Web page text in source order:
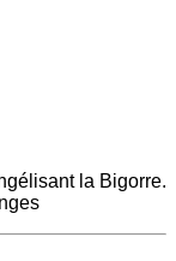
la Bigorre.